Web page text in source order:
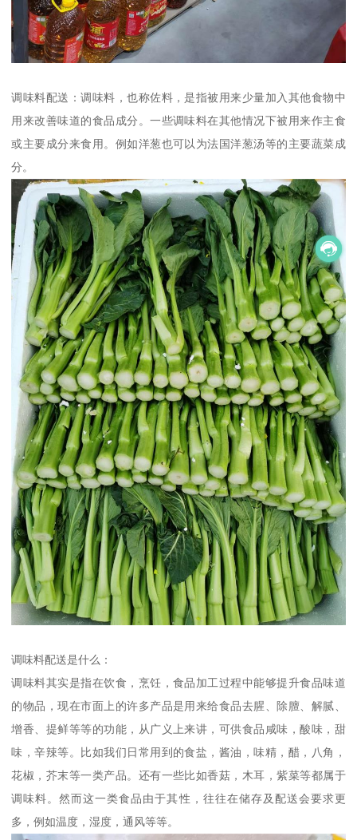
调味料配送：调味料，也称佐料，是指被用来少量加入其他食物中
用来改善味道的食品成分。一些调味料在其他情况下被用来作主食
或主要成分来食用。例如洋葱也可以为法国洋葱汤等的主要蔬菜成
分。
调味料配送是什么：
调味料其实是指在饮食，烹饪，食品加工过程中能够提升食品味道
的物品，现在市面上的许多产品是用来给食品去腥、除膻、解腻、
增香、提鲜等等的功能，从广义上来讲，可供食品咸味，酸味，甜
味，辛辣等。比如我们日常用到的食盐，酱油，味精，醋，八角，
花椒，芥末等一类产品。还有一些比如香菇，木耳，紫菜等都属于
调味料。然而这一类食品由于其性，往往在储存及配送会要求更
多，例如温度，湿度，通风等等。